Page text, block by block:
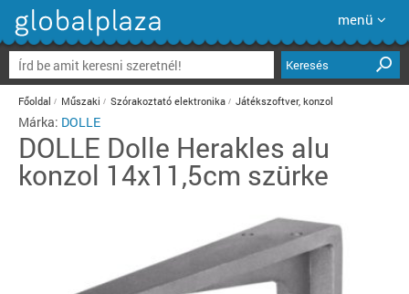
menü
Keresés
Főoldal Műszaki Szórakoztató elektronika Játékszoftver, konzol
Márka: DOLLE
DOLLE Dolle Herakles alu
konzol 14x11,5cm szürke